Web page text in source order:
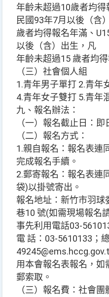
年齡未超過10歲者均
民國93年7月以後（含
歲者均得報名年滿、
以後（含）出生，凡
年齡未超過15 歲者均得
（三）社會個人組
1.青年男子單打 2.青年
4.青年女子雙打 5.青年
九、報名辦法：
（一）報名截止日：
（二）報名方式：
1.親自報名：報名表連
完成報名手續。
2.郵寄報名：報名表連
袋)以掛號寄出。
報名地址：新竹市羽球
巷10 號(如需現場報名
事先利用電話03-
電 話：03-5610133；
用本會報名表報名，
郵索取。
（三）報名費：社會